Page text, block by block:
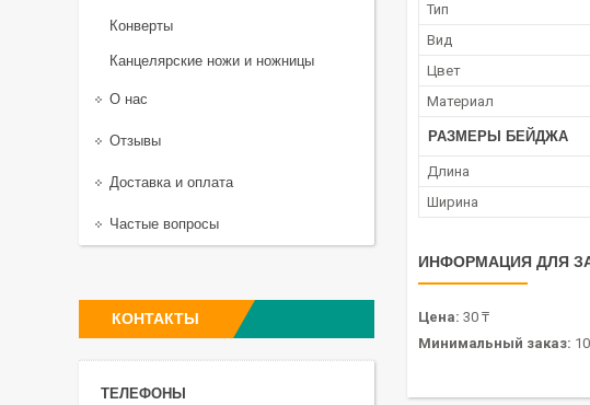
Тип
Вид
Цвет
Материал
РАЗМЕРЫ БЕЙДЖА
Длина
Ширина
ИНФОРМАЦИЯ ДЛЯ
Цена: 30 ₸
Минимальный заказ:
Конверты
Канцелярские ножи и ножницы
О нас
Отзывы
Доставка и оплата
Частые вопросы
КОНТАКТЫ